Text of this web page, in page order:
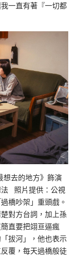
一直有著『一切都
想去的地方》飾演
法 照片提供：公視
橋吵架」重頭戲。
對方台詞，加上孫
直要把翊亘逼瘋
拔河」，他也表示
覆，每天過橋般徒